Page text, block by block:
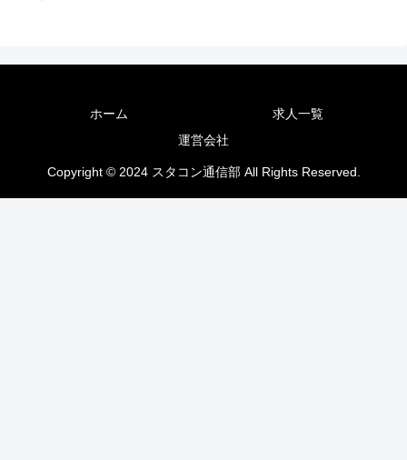
ホーム
求人一覧
運営会社
Copyright © 2024 スタコン通信部 All Rights Reserved.